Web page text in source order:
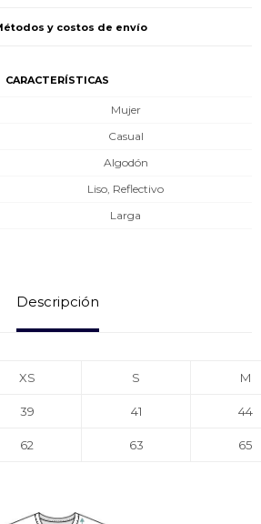
y costos de envío
CARACTERÍSTICAS
Mujer
Casual
Algodón
Liso, Reflectivo
Larga
Descripción
XS S M
39 41 44
62 63 65